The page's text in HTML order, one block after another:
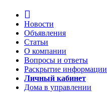
Новости
Объявления
Статьи
О компании
Вопросы и ответы
Раскрытие информации
Личный кабинет
Дома в управлении